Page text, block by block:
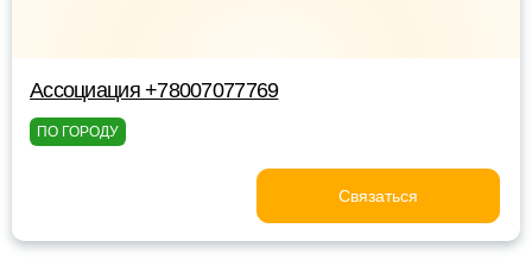
Ассоциация +78007077769
ПО ГОРОДУ
Связаться